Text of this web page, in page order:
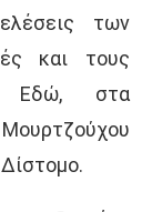
των
και τους
Εδώ, στα